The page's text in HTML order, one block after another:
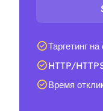
Таргетинг
HTTP/
Время